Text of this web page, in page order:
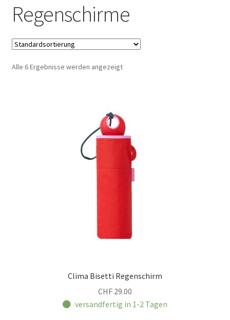
Sale
Laden
über uns
Regenschirme
Alle 6 Ergebnisse werden angezeigt
Clima Bisetti Regenschirm
CHF 29.00
versandfertig in 1-2 Tagen